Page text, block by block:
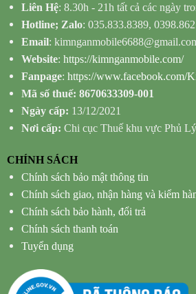
Liên Hệ: 8.30h - 21h tất cả các ngày
Hotline; Zalo: 035.833.8389,
Email:
Website: https://kimnganmobile.com/
Fanpage: https://www.facebook.com/
Mã số thuế: 8670633309-001
Ngày cấp: 13/12/2021
Nơi cấp: Chi cục Thuế khu vực Phủ
CHÍNH SÁCH
Chính sách bảo mật thông tin
Chính sách giao, nhận hàng và kiểm
Chính sách bảo hành, đổi trả
Chính sách thanh toán
Tuyển dụng